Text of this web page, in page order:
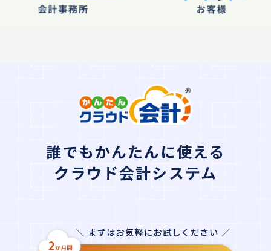
誰でもかんたんに使える
クラウド会計システム
＼ まずはお気軽にお試しください ／